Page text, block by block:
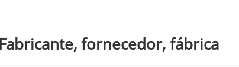
fornecedor, fábrica